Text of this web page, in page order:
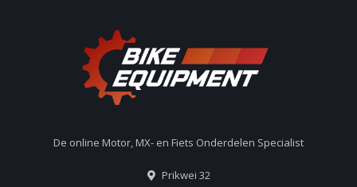
De online Motor, MX- en Fiets Onderdelen Specialist
Prikwei 32